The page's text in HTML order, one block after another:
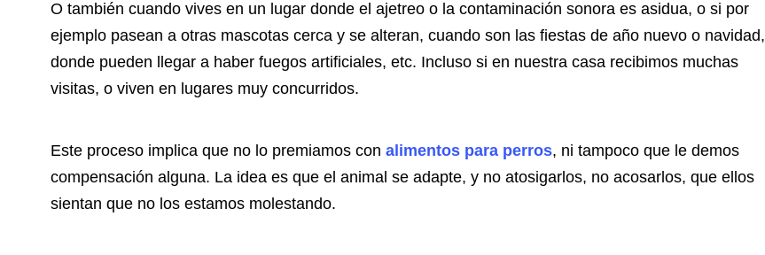
O también cuando vives en un lugar donde el ajetreo o la contaminación sonora es asidua, o si por
ejemplo pasean a otras mascotas cerca y se alteran, cuando son las fiestas de año nuevo o navidad,
donde pueden llegar a haber fuegos artificiales, etc. Incluso si en nuestra casa recibimos muchas
visitas, o viven en lugares muy concurridos.
Este proceso implica que no lo premiamos con alimentos para perros, ni tampoco que le demos
compensación alguna. La idea es que el animal se adapte, y no atosigarlos, no acosarlos, que ellos
sientan que no los estamos molestando.